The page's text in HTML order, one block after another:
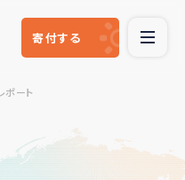
寄付する
ポート